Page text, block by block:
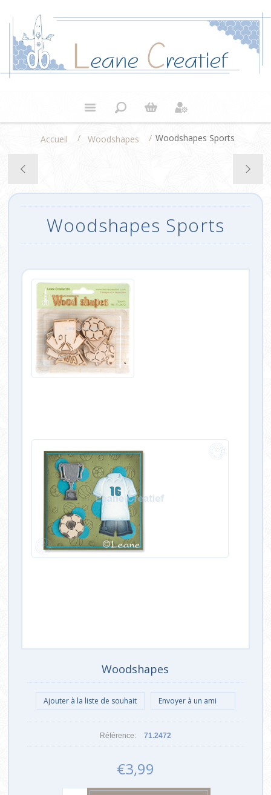
Accueil / Woodshapes / Woodshapes Sports
Woodshapes Sports
Woodshapes
Référence: 71.2472
€3,99